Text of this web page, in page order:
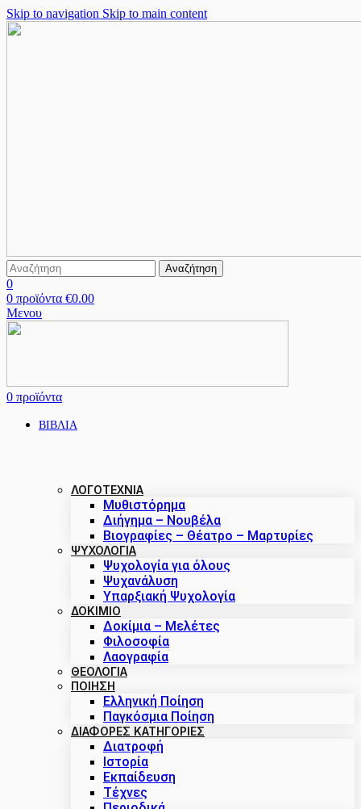
Skip to navigation Skip to main content
Αναζήτηση
0
0 προϊόντα €0.00
Μενου
0 προϊόντα
ΒΙΒΛΙΑ
ΛΟΓΟΤΕΧΝΙΑ
Μυθιστόρημα
Διήγημα – Νουβέλα
Βιογραφίες – Θέατρο – Μαρτυρίες
ΨΥΧΟΛΟΓΙΑ
Ψυχολογία για όλους
Ψυχανάλυση
Υπαρξιακή Ψυχολογία
ΔΟΚΊΜΙΟ
Δοκίμια – Μελέτες
Φιλοσοφία
Λαογραφία
ΘΕΟΛΟΓΙΑ
ΠΟΙΗΣΗ
Ελληνική Ποίηση
Παγκόσμια Ποίηση
ΔΙΑΦΟΡΕΣ ΚΑΤΗΓΟΡΙΕΣ
Διατροφή
Ιστορία
Εκπαίδευση
Τέχνες